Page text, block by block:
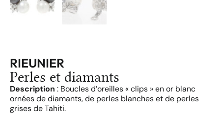
RIEUNIER
Perles et diamants
Description : Boucles d’oreilles « clips » en or blanc
ornées de diamants, de perles blanches et de perles
grises de Tahiti.